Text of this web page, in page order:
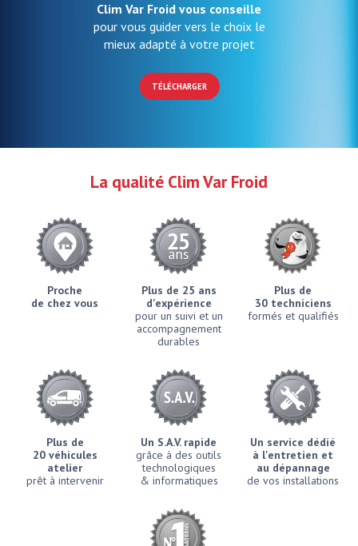
Clim Var Froid vous conseille
pour vous guider vers le choix le
mieux adapté à votre projet
TÉLÉCHARGER
La qualité Clim Var Froid
Proche
de chez vous
Plus de 25 ans
d'expérience
pour un suivi et un
accompagnement
durables
Plus de
30 techniciens
formés et qualifiés
Plus de
20 véhicules
atelier
prêt à intervenir
Un S.A.V. rapide
grâce à des outils
technologiques
& informatiques
Un service dédié
à l'entretien et
au dépannage
de vos installations